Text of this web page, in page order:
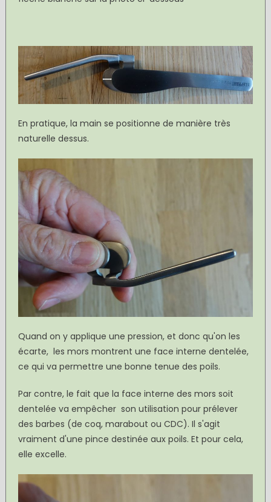
En pratique, la main se positionne de manière très
naturelle dessus.
Quand on y applique une pression, et donc qu'on les
écarte, les mors montrent une face interne dentelée,
ce qui va permettre une bonne tenue des poils.
Par contre, le fait que la face interne des mors soit
dentelée va empêcher son utilisation pour prélever
des barbes (de coq, marabout ou CDC). Il s'agit
vraiment d'une pince destinée aux poils. Et pour cela,
elle excelle.